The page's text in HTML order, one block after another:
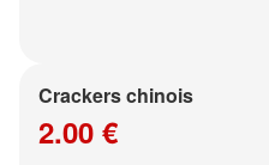
Crackers chinois
2.00 €